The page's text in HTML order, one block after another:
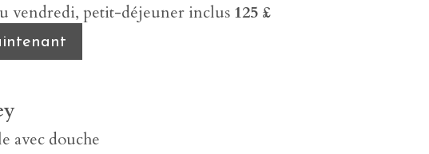
vendredi, petit-déjeuner inclus 125 £
avec douche